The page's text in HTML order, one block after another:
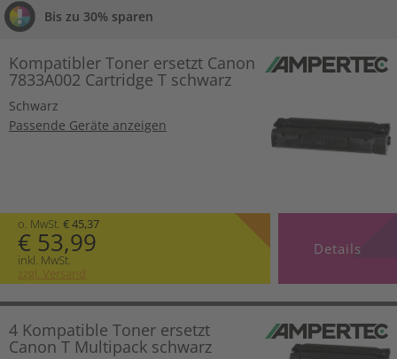
Bis zu 30% sparen
Kompatibler Toner ersetzt Canon
7833A002 Cartridge T schwarz
Schwarz
Passende Geräte anzeigen
o. MwSt. € 45,37
€ 53,99
inkl. MwSt.
zzgl. Versand
Details
4 Kompatible Toner ersetzt
Canon T Multipack schwarz